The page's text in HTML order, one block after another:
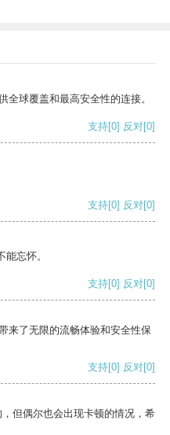
全球覆盖和最高安全性的连接。
支持[0] 反对[0]
支持[0] 反对[0]
忘怀。
支持[0] 反对[0]
来了无限的流畅体验和安全性保
支持[0] 反对[0]
但偶尔也会出现卡顿的情况，希